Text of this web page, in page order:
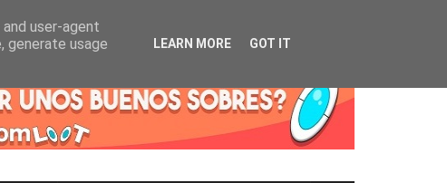
user-agent
generate usage
LEARN MORE GOT IT